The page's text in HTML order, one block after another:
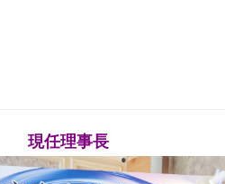
現任理事長